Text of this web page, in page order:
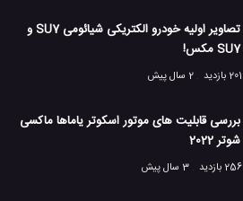
تصاویر اولیه خودرو الکتریکی شیائومی SU7 و
SU7 مکس!
201 بازدید
2 سال پیش
بررسی قابلیت های موتور اسکوتر یاماها ماکسی
شوتر 2022
256 بازدید
3 سال پیش